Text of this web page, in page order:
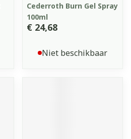
Cederroth Burn Gel Spray
100ml
€ 24,68
Niet beschikbaar